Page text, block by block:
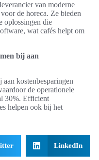
van moderne
de horeca. Ze bieden
oplossingen die
wat cafés helpt om
bij aan
aan kostenbesparingen
de operationele
30%. Efficient
helpen ook bij het
LinkedIn